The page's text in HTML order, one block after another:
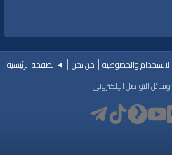
الاستخدام والخصوصيه من نحن
◄الصفحة الرئيسية
التواصل الإلكتروني